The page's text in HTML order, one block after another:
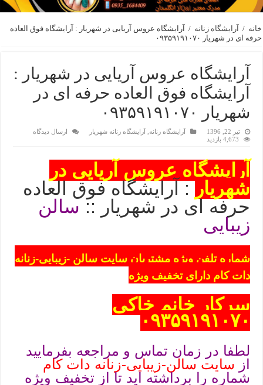
خانه / آرایشگاه زنانه / آرایشگاه عروس آریایی در شهریار : آرایشگاه فوق العاده
حرفه ای در شهریار ۰۹۳۵۹۱۹۱۰۷۰
آرایشگاه عروس آریایی در شهریار :
آرایشگاه فوق العاده حرفه ای در
شهریار ۰۹۳۵۹۱۹۱۰۷۰
تیر 22, 1396 آرایشگاه زنانه ,آرایشگاه زنانه شهریار
ارسال دیدگاه
4,673 بازدید
آرایشگاه عروس آریایی در
شهریار: آرایشگاه فوق العاده
حرفه ای در شهریار ::سالن
زیبایی
شماره تلفن ویژه مشتریان سایت سالن -زیبایی-زنانه
دات کام دارای تخفیف ویژه
سرکار خانم خاکی
۰۹۳۵۹۱۹۱۰۷۰
لطفا در زمان تماس و مراجعه بفرمایید
از سایت سالن-زیبایی-زنانه دات کام
شماره را برداشته اید تا از تخفیف ویژه